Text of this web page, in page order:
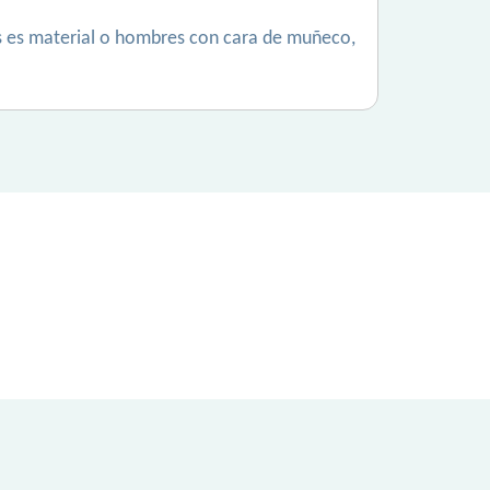
material o hombres con cara de muñeco,